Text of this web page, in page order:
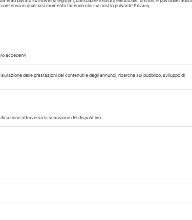
della Salute.
quelle del CIC
19 dicembre, ha aggiornato l’elenco delle società
queste vengono riconosciute tutte le società
ovvero la divulgazione
corretta
per decidere quale saranno gli argomenti da
scientifica trasmessi dai canali televisivi
una proposta...